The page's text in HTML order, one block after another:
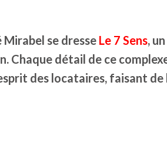
se dresse Le 7 Sens,
Chaque détail de ce
des locataires, faisant